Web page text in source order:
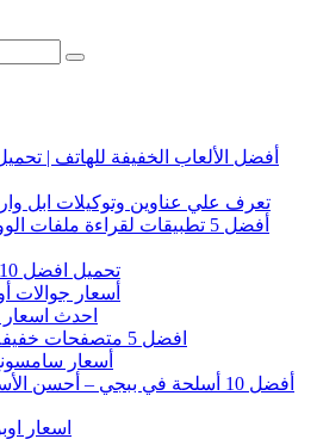
أفضل الألعاب الخفيفة للهاتف |
تعرف علي عناوين وتوكيلات ابل
تحميل افضل 10 العاب بنات للأندوريد
أسعار جوالات
احدث اسعار
افضل 5 متصفحات خفيفه لعام 2023 للأندرويد
أسعار سامسونج
أفضل 10 أسلحة في ببجي – أحسن
اسعار